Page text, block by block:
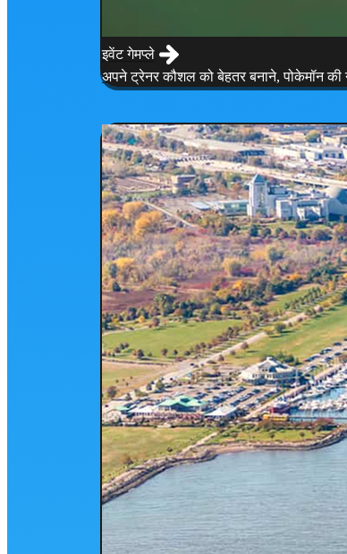
इवेंट गेमप्ले
अपने ट्रेनर कौशल को बेहतर बनाने, पोकेमॉन की